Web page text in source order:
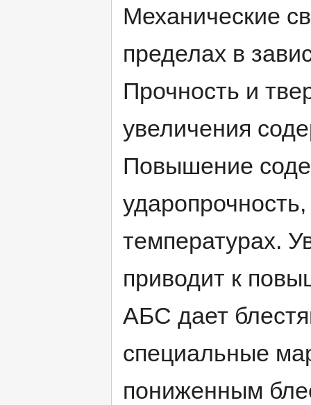
Механические
пределах в
Прочность и
увеличения
Повышение
температурах.
приводит к
АБС дает
специальные
пониженным